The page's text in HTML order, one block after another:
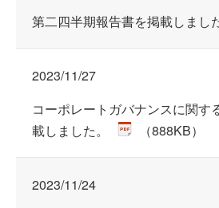
第二四半期報告書を掲載しました
2023/11/27
コーポレートガバナンスに関す
載しました。
（888KB）
2023/11/24